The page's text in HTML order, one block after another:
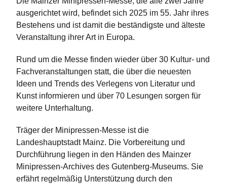
ausgerichtet wird, befindet sich 2025 im 55. Jahr ihres
Bestehens und ist damit die beständigste und älteste
Veranstaltung ihrer Art in Europa.
Rund um die Messe finden wieder über 30 Kultur- und
Fachveranstaltungen statt, die über die neuesten
Ideen und Trends des Verlegens von Literatur und
Kunst informieren und über 70 Lesungen sorgen für
weitere Unterhaltung.
Träger der Minipressen-Messe ist die
Landeshauptstadt Mainz. Die Vorbereitung und
Durchführung liegen in den Händen des Mainzer
Minipressen-Archives des Gutenberg-Museums. Sie
erfährt regelmäßig Unterstützung durch den